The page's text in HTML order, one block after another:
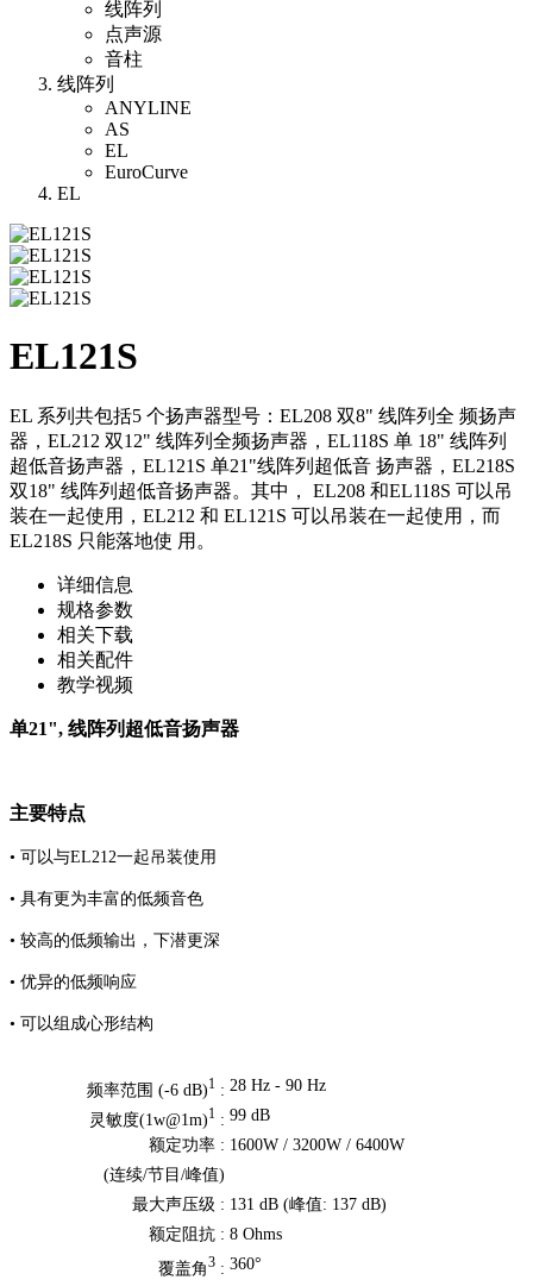
线阵列
点声源
音柱
线阵列
ANYLINE
AS
EL
EuroCurve
EL
EL121S
EL 系列共包括5 个扬声器型号：EL208 双8" 线阵列全 频扬声
器，EL212 双12" 线阵列全频扬声器，EL118S 单 18" 线阵列
超低音扬声器，EL121S 单21"线阵列超低音 扬声器，EL218S
双18" 线阵列超低音扬声器。其中， EL208 和EL118S 可以吊
装在一起使用，EL212 和 EL121S 可以吊装在一起使用，而
EL218S 只能落地使 用。
详细信息
规格参数
相关下载
相关配件
教学视频
单21", 线阵列超低音扬声器
主要特点
• 可以与EL212一起吊装使用
• 具有更为丰富的低频音色
• 较高的低频输出，下潜更深
• 优异的低频响应
• 可以组成心形结构
频率范围 (-6 dB)1 : 28 Hz - 90 Hz
灵敏度(1w@1m)1 : 99 dB
额定功率 : 1600W / 3200W / 6400W
(连续/节目/峰值)
最大声压级 : 131 dB (峰值: 137 dB)
额定阻抗 : 8 Ohms
覆盖角3 : 360°